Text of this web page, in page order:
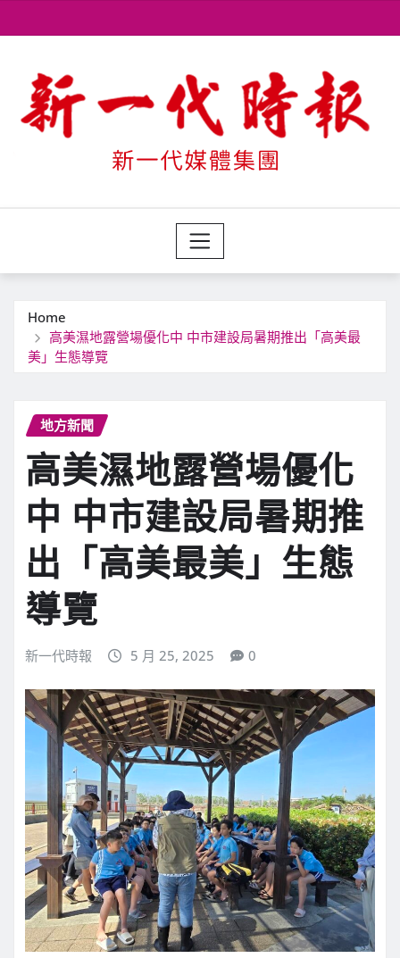
to
Home
高美濕地露營場優化中 中市建設局暑期推出「高美最
美」生態導覽
地方新聞
高美濕地露營場優化
中 中市建設局暑期推
出「高美最美」生態
導覽
新一代時報 5 月 25, 2025 0